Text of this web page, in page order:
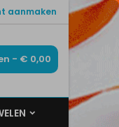
aanmaken
- € 0,00